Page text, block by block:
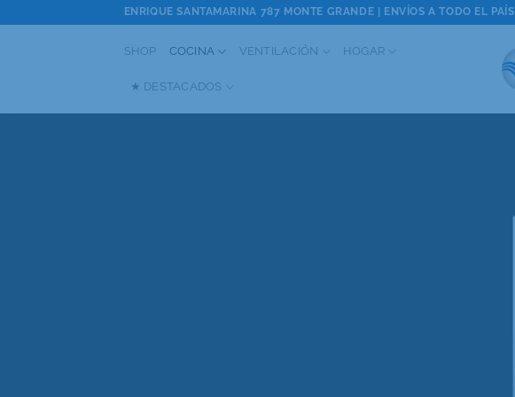
ENRIQUE SANTAMARINA 787 MONTE GRANDE | ENVÍOS A TODO EL PAÍS
SHOP COCINA VENTILACIÓN HOGAR
★ DESTACADOS